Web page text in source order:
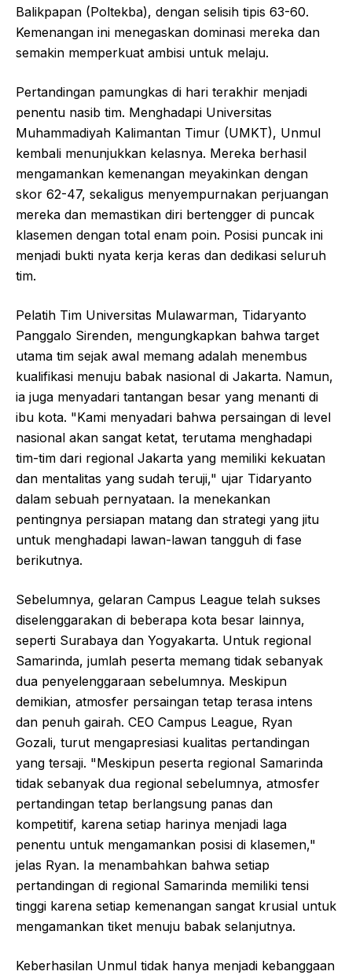
Balikpapan (Poltekba), dengan selisih tipis 63-60.
Kemenangan ini menegaskan dominasi mereka dan
semakin memperkuat ambisi untuk melaju.
Pertandingan pamungkas di hari terakhir menjadi
penentu nasib tim. Menghadapi Universitas
Muhammadiyah Kalimantan Timur (UMKT), Unmul
kembali menunjukkan kelasnya. Mereka berhasil
mengamankan kemenangan meyakinkan dengan
skor 62-47, sekaligus menyempurnakan perjuangan
mereka dan memastikan diri bertengger di puncak
klasemen dengan total enam poin. Posisi puncak ini
menjadi bukti nyata kerja keras dan dedikasi seluruh
tim.
Pelatih Tim Universitas Mulawarman, Tidaryanto
Panggalo Sirenden, mengungkapkan bahwa target
utama tim sejak awal memang adalah menembus
kualifikasi menuju babak nasional di Jakarta. Namun,
ia juga menyadari tantangan besar yang menanti di
ibu kota. "Kami menyadari bahwa persaingan di level
nasional akan sangat ketat, terutama menghadapi
tim-tim dari regional Jakarta yang memiliki kekuatan
dan mentalitas yang sudah teruji," ujar Tidaryanto
dalam sebuah pernyataan. Ia menekankan
pentingnya persiapan matang dan strategi yang jitu
untuk menghadapi lawan-lawan tangguh di fase
berikutnya.
Sebelumnya, gelaran Campus League telah sukses
diselenggarakan di beberapa kota besar lainnya,
seperti Surabaya dan Yogyakarta. Untuk regional
Samarinda, jumlah peserta memang tidak sebanyak
dua penyelenggaraan sebelumnya. Meskipun
demikian, atmosfer persaingan tetap terasa intens
dan penuh gairah. CEO Campus League, Ryan
Gozali, turut mengapresiasi kualitas pertandingan
yang tersaji. "Meskipun peserta regional Samarinda
tidak sebanyak dua regional sebelumnya, atmosfer
pertandingan tetap berlangsung panas dan
kompetitif, karena setiap harinya menjadi laga
penentu untuk mengamankan posisi di klasemen,"
jelas Ryan. Ia menambahkan bahwa setiap
pertandingan di regional Samarinda memiliki tensi
tinggi karena setiap kemenangan sangat krusial untuk
mengamankan tiket menuju babak selanjutnya.
Keberhasilan Unmul tidak hanya menjadi kebanggaan